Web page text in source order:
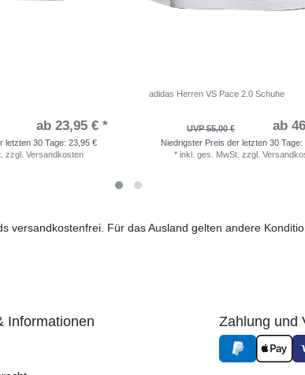
ab 23,95 € *
letzten 30 Tage: 23,95 €
zzgl. Versandkosten
adidas Herren VS Pace 2.0 Schuhe
UVP 55,00 € ab
Niedrigster Preis der letzten 30 Tage:
* inkl. ges. MwSt. zzgl.
versandkostenfrei. Für das Ausland gelten andere
Informationen Zahlung und